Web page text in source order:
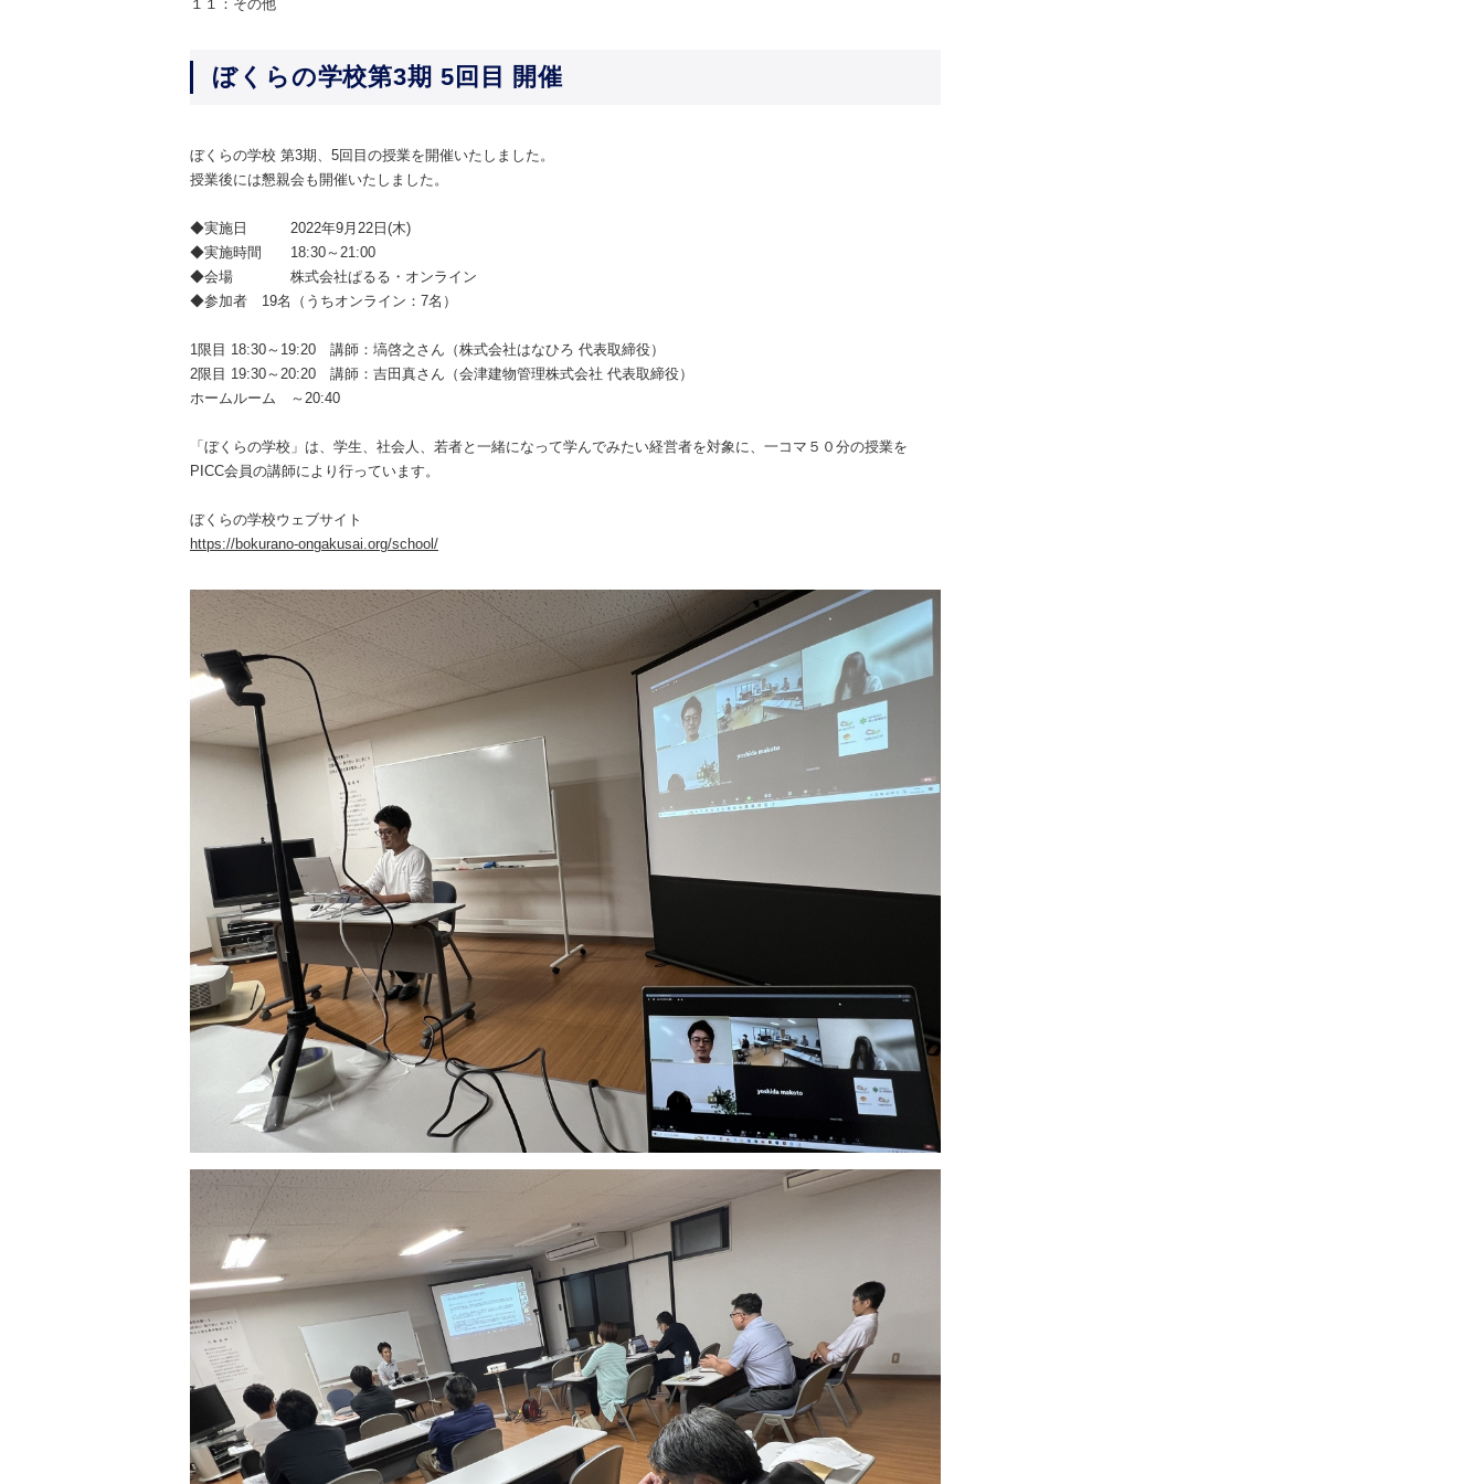
１１：その他
ぼくらの学校第3期 5回目 開催
ぼくらの学校 第3期、5回目の授業を開催いたしました。
授業後には懇親会も開催いたしました。
◆実施日 2022年9月22日(木)
◆実施時間 18:30～21:00
◆会場 株式会社ぱるる・オンライン
◆参加者 19名（うちオンライン：7名）
1限目 18:30～19:20 講師：塙啓之さん（株式会社はなひろ 代表取締役）
2限目 19:30～20:20 講師：吉田真さん（会津建物管理株式会社 代表取締役）
ホームルーム ～20:40
「ぼくらの学校」は、学生、社会人、若者と一緒になって学んでみたい経営者を対象に、一コマ５０分の授業を
PICC会員の講師により行っています。
ぼくらの学校ウェブサイト
https://bokurano-ongakusai.org/school/